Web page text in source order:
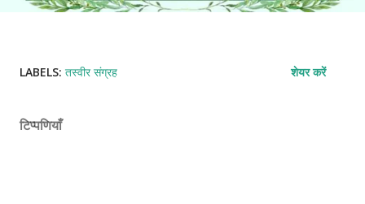
LABELS: तस्वीर संग्रह शेयर करें
टिप्पणियाँ